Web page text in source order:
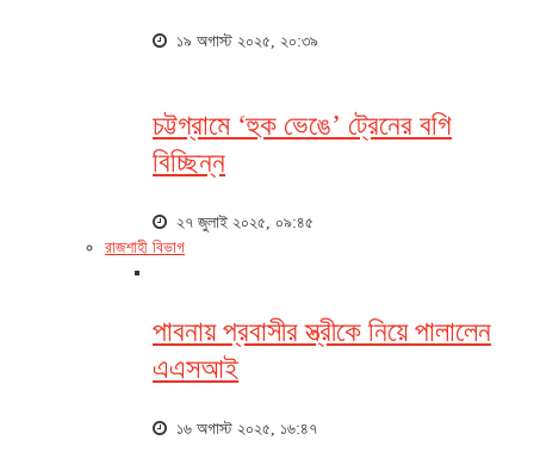
১৯ অগাস্ট ২০২৫, ২০:৩৯
চট্টগ্রামে ‘হুক ভেঙে’ ট্রেনের বগি
বিচ্ছিন্ন
২৭ জুলাই ২০২৫, ০৯:৪৫
রাজশাহী বিভাগ
পাবনায় প্রবাসীর স্ত্রীকে নিয়ে পালালেন
এএসআই
১৬ অগাস্ট ২০২৫, ১৬:৪৭